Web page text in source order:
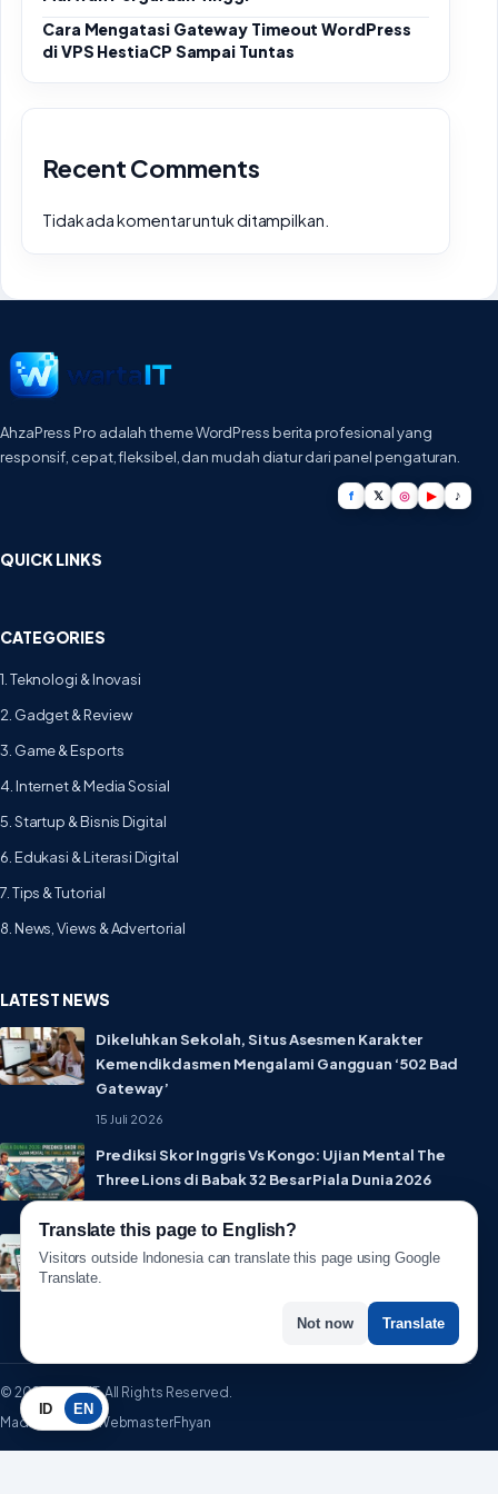
Cara Mengatasi Gateway Timeout WordPress
di VPS HestiaCP Sampai Tuntas
Recent Comments
Tidak ada komentar untuk ditampilkan.
AhzaPress Pro adalah theme WordPress berita profesional yang
responsif, cepat, fleksibel, dan mudah diatur dari panel pengaturan.
f 𝕏 ◎ ▶ ♪
QUICK LINKS
CATEGORIES
1. Teknologi & Inovasi
2. Gadget & Review
3. Game & Esports
4. Internet & Media Sosial
5. Startup & Bisnis Digital
6. Edukasi & Literasi Digital
7. Tips & Tutorial
8. News, Views & Advertorial
LATEST NEWS
Dikeluhkan Sekolah, Situs Asesmen Karakter
Kemendikdasmen Mengalami Gangguan ‘502 Bad
Gateway’
15 Juli 2026
Prediksi Skor Inggris Vs Kongo: Ujian Mental The
Three Lions di Babak 32 Besar Piala Dunia 2026
© 2026 WartaIT. All Rights Reserved.
Made with ♥ by WebmasterFhyan
ID EN
Translate this page to English?
Visitors outside Indonesia can translate this page using Google
Translate.
Not now Translate